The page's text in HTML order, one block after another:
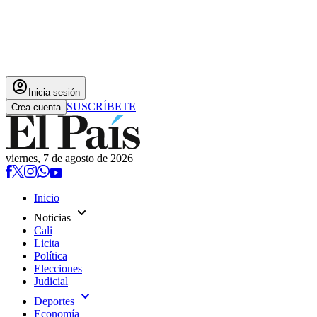
account_circle Inicia sesión
Crea cuenta SUSCRÍBETE
viernes, 7 de agosto de 2026
Inicio
Noticias expand_more
Cali
Licita
Política
Elecciones
Judicial
Deportes expand_more
Economía